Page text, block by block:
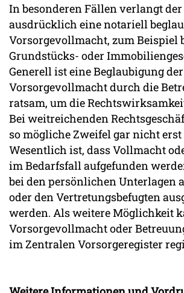
In besonderen Fällen verlangt der
ausdrücklich eine notariell
Vorsorgevollmacht, zum Beispiel
Grundstücks- oder
Generell ist eine Beglaubigung der
Vorsorgevollmacht durch die
ratsam, um die
Bei weitreichenden
so mögliche Zweifel gar nicht erst
Wesentlich ist, dass Vollmacht
im Bedarfsfall aufgefunden
bei den persönlichen Unterlagen
oder den Vertretungsbefugten
werden. Als weitere Möglichkeit
Vorsorgevollmacht oder
im Zentralen Vorsorgeregister